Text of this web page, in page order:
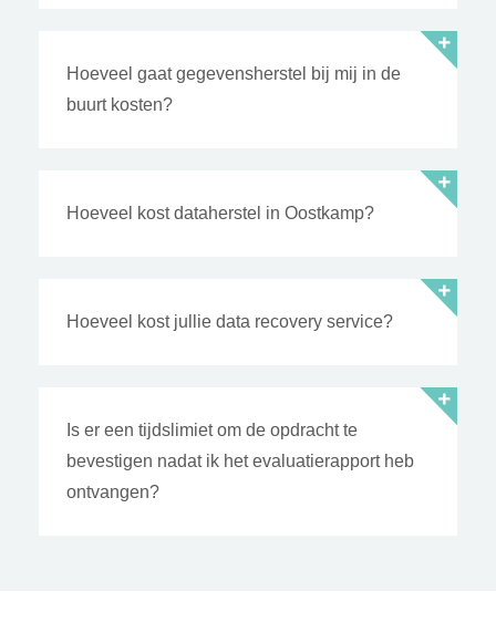
Hoeveel gaat gegevensherstel bij mij in de
buurt kosten?
Hoeveel kost dataherstel in Oostkamp?
Hoeveel kost jullie data recovery service?
Is er een tijdslimiet om de opdracht te
bevestigen nadat ik het evaluatierapport heb
ontvangen?